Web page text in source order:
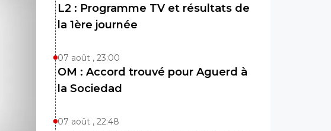
L2 : Programme TV et résultats de
la 1ère journée
07 août , 23:00
OM : Accord trouvé pour Aguerd à
la Sociedad
07 août , 22:48